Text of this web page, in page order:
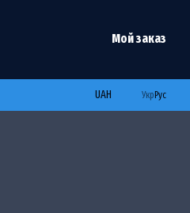
Мой заказ
UAH Укр Рус